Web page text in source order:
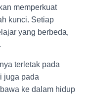
memperkuat
kunci. Setiap
yang berbeda,
terletak pada
juga pada
ke dalam hidup